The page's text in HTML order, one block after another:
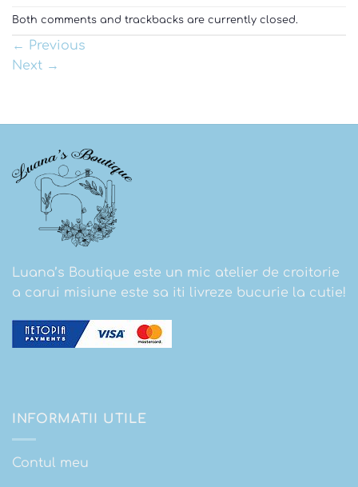
Both comments and trackbacks are currently closed.
← Previous
Next →
Luana’s Boutique este un mic atelier de croitorie
a carui misiune este sa iti livreze bucurie la cutie!
INFORMATII UTILE
Contul meu